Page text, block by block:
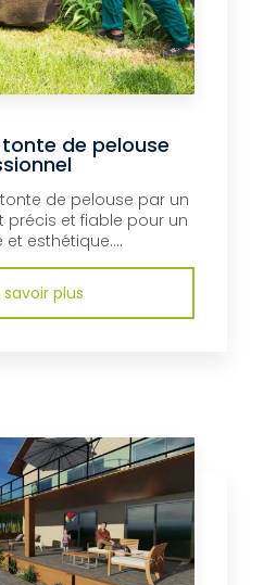
de pelouse
de pelouse par un
précis et fiable pour un
esthétique....
savoir plus